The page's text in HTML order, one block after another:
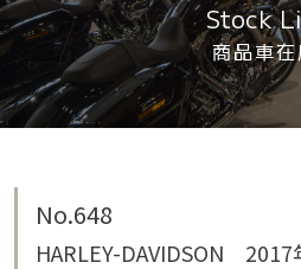
Stock
商品車在
No.648
HARLEY-DAVIDSON